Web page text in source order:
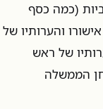
(כמה כסף
והערותיו של
של ראש
הממשלה